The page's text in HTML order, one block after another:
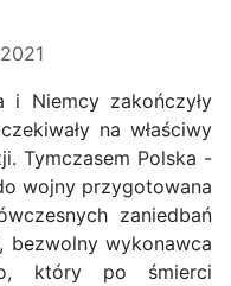
i Niemcy zakończyły
na właściwy
Tymczasem Polska -
wojny przygotowana
zaniedbań
bezwolny wykonawca
który po śmierci